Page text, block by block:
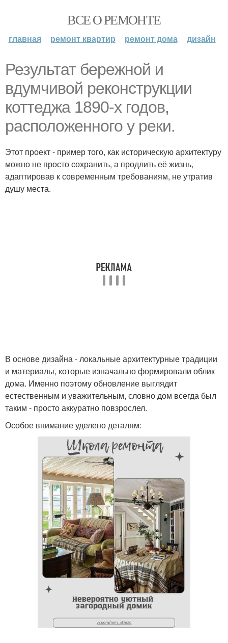
ВСЕ О РЕМОНТЕ
главная ремонт квартир ремонт дома дизайн
Результат бережной и
вдумчивой реконструкции
коттеджа 1890-х годов,
расположенного у реки.
Этот проект - пример того, как историческую архитектуру
можно не просто сохранить, а продлить её жизнь,
адаптировав к современным требованиям, не утратив
душу места.
В основе дизайна - локальные архитектурные традиции
и материалы, которые изначально формировали облик
дома. Именно поэтому обновление выглядит
естественным и уважительным, словно дом всегда был
таким - просто аккуратно повзрослел.
Особое внимание уделено деталям: